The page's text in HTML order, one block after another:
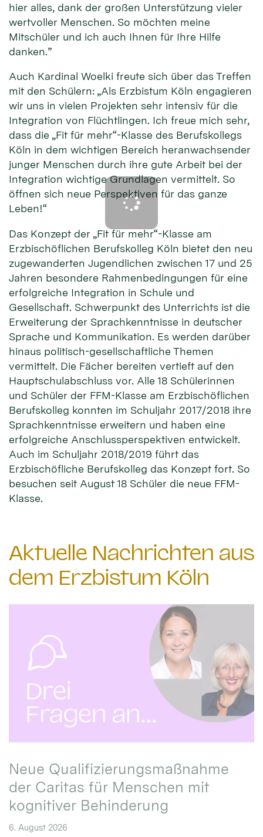
hier alles, dank der großen Unterstützung vieler
wertvoller Menschen. So möchten meine
Mitschüler und ich auch Ihnen für Ihre Hilfe
danken.”
Auch Kardinal Woelki freute sich über das Treffen
mit den Schülern: „Als Erzbistum Köln engagieren
wir uns in vielen Projekten sehr intensiv für die
Integration von Flüchtlingen. Ich freue mich sehr,
dass die „Fit für mehr“-Klasse des Berufskollegs
Köln in dem wichtigen Bereich heranwachsender
junger Menschen durch ihre gute Arbeit bei der
Integration wichtige Grundlagen vermittelt. So
öffnen sich neue Perspektiven für das ganze
Leben!“
Das Konzept der „Fit für mehr“-Klasse am
Erzbischöflichen Berufskolleg Köln bietet den neu
zugewanderten Jugendlichen zwischen 17 und 25
Jahren besondere Rahmenbedingungen für eine
erfolgreiche Integration in Schule und
Gesellschaft. Schwerpunkt des Unterrichts ist die
Erweiterung der Sprachkenntnisse in deutscher
Sprache und Kommunikation. Es werden darüber
hinaus politisch-gesellschaftliche Themen
vermittelt. Die Fächer bereiten vertieft auf den
Hauptschulabschluss vor. Alle 18 Schülerinnen
und Schüler der FFM-Klasse am Erzbischöflichen
Berufskolleg konnten im Schuljahr 2017/2018 ihre
Sprachkenntnisse erweitern und haben eine
erfolgreiche Anschlussperspektiven entwickelt.
Auch im Schuljahr 2018/2019 führt das
Erzbischöfliche Berufskolleg das Konzept fort. So
besuchen seit August 18 Schüler die neue FFM-
Klasse.
Aktuelle Nachrichten aus
dem Erzbistum Köln
Neue Qualifizierungsmaßnahme
der Caritas für Menschen mit
kognitiver Behinderung
6. August 2026